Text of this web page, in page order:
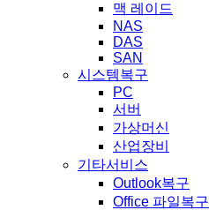
맥 레이드
NAS
DAS
SAN
시스템복구
PC
서버
가상머신
산업장비
기타서비스
Outlook복구
Office 파일복구